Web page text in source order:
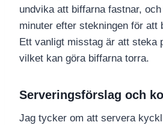
undvika att biffarna fastnar,
minuter efter stekningen för att
Ett vanligt misstag är att steka
vilket kan göra biffarna torra.
Serveringsförslag och
Jag tycker om att servera